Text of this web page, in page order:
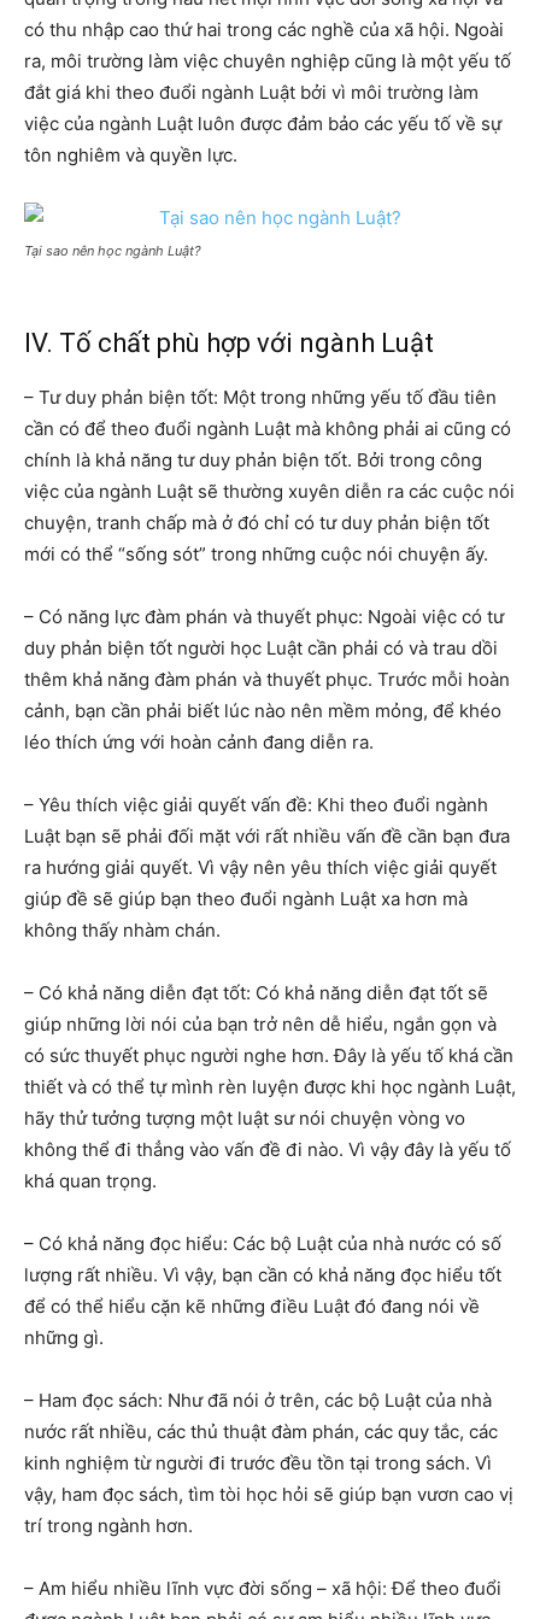
có thu nhập cao thứ hai trong các nghề của xã hội. Ngoài
ra, môi trường làm việc chuyên nghiệp cũng là một yếu tố
đắt giá khi theo đuổi ngành Luật bởi vì môi trường làm
việc của ngành Luật luôn được đảm bảo các yếu tố về sự
tôn nghiêm và quyền lực.
Tại sao nên học ngành Luật?
IV. Tố chất phù hợp với ngành Luật
– Tư duy phản biện tốt: Một trong những yếu tố đầu tiên
cần có để theo đuổi ngành Luật mà không phải ai cũng có
chính là khả năng tư duy phản biện tốt. Bởi trong công
việc của ngành Luật sẽ thường xuyên diễn ra các cuộc nói
chuyện, tranh chấp mà ở đó chỉ có tư duy phản biện tốt
mới có thể “sống sót” trong những cuộc nói chuyện ấy.
– Có năng lực đàm phán và thuyết phục: Ngoài việc có tư
duy phản biện tốt người học Luật cần phải có và trau dồi
thêm khả năng đàm phán và thuyết phục. Trước mỗi hoàn
cảnh, bạn cần phải biết lúc nào nên mềm mỏng, để khéo
léo thích ứng với hoàn cảnh đang diễn ra.
– Yêu thích việc giải quyết vấn đề: Khi theo đuổi ngành
Luật bạn sẽ phải đối mặt với rất nhiều vấn đề cần bạn đưa
ra hướng giải quyết. Vì vậy nên yêu thích việc giải quyết
giúp đề sẽ giúp bạn theo đuổi ngành Luật xa hơn mà
không thấy nhàm chán.
– Có khả năng diễn đạt tốt: Có khả năng diễn đạt tốt sẽ
giúp những lời nói của bạn trở nên dễ hiểu, ngắn gọn và
có sức thuyết phục người nghe hơn. Đây là yếu tố khá cần
thiết và có thể tự mình rèn luyện được khi học ngành Luật,
hãy thử tưởng tượng một luật sư nói chuyện vòng vo
không thể đi thẳng vào vấn đề đi nào. Vì vậy đây là yếu tố
khá quan trọng.
– Có khả năng đọc hiểu: Các bộ Luật của nhà nước có số
lượng rất nhiều. Vì vậy, bạn cần có khả năng đọc hiểu tốt
để có thể hiểu cặn kẽ những điều Luật đó đang nói về
những gì.
– Ham đọc sách: Như đã nói ở trên, các bộ Luật của nhà
nước rất nhiều, các thủ thuật đàm phán, các quy tắc, các
kinh nghiệm từ người đi trước đều tồn tại trong sách. Vì
vậy, ham đọc sách, tìm tòi học hỏi sẽ giúp bạn vươn cao vị
trí trong ngành hơn.
– Am hiểu nhiều lĩnh vực đời sống – xã hội: Để theo đuổi